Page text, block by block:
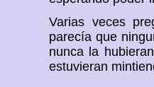
Varias veces
parecía que
nunca la
estuvieran